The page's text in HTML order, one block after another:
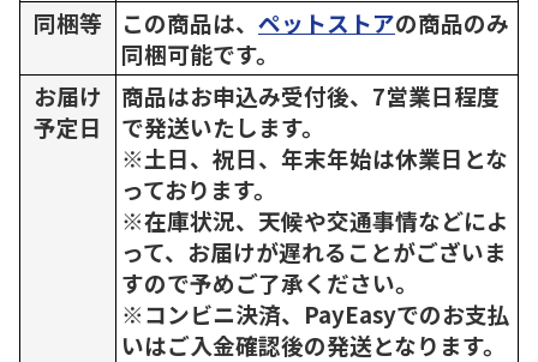
同梱等
この商品は、 ペットストアの商品のみ
同梱可能です。
お届け
予定日
商品はお申込み受付後、7営業日程度
で発送いたします。
※土日、祝日、年末年始は休業日とな
っております。
※在庫状況、天候や交通事情などによ
って、お届けが遅れることがございま
すので予めご了承ください。
※コンビニ決済、PayEasyでのお支払
いはご入金確認後の発送となります。